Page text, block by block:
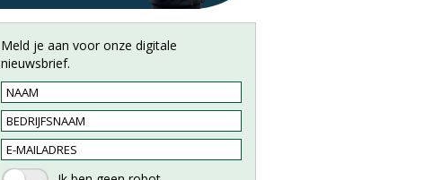
Meld je aan voor onze digitale
nieuwsbrief.